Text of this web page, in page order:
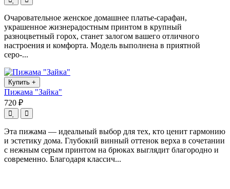
Очаровательное женское домашнее платье-сарафан,
украшенное жизнерадостным принтом в крупный
разноцветный горох, станет залогом вашего отличного
настроения и комфорта. Модель выполнена в приятной
серо-...
Купить +
Пижама "Зайка"
720 ₽
Эта пижама — идеальный выбор для тех, кто ценит гармонию
и эстетику дома. Глубокий винный оттенок верха в сочетании
с нежным серым принтом на брюках выглядит благородно и
современно. Благодаря классич...